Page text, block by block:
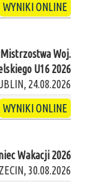
WYNIKI ONLINE
Mistrzostwa Woj.
U16 2026
24.08.2026
WYNIKI ONLINE
Wakacji 2026
30.08.2026